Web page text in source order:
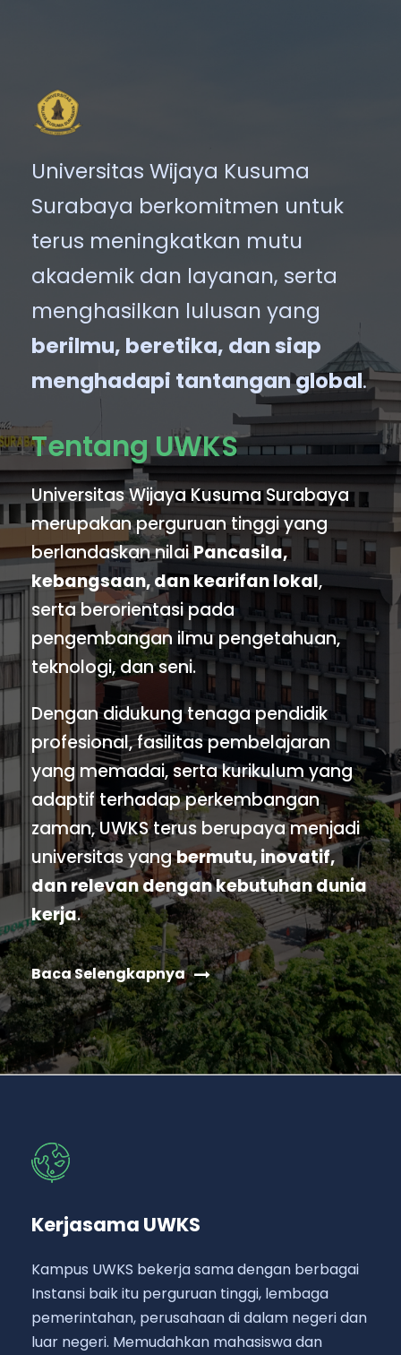
Universitas Wijaya Kusuma
Surabaya berkomitmen untuk
terus meningkatkan mutu
akademik dan layanan, serta
menghasilkan lulusan yang
berilmu, beretika, dan siap
menghadapi tantangan global.
Tentang UWKS
Universitas Wijaya Kusuma Surabaya
merupakan perguruan tinggi yang
berlandaskan nilaiPancasila,
kebangsaan, dan kearifan lokal,
serta berorientasi pada
pengembangan ilmu pengetahuan,
teknologi, dan seni.
Dengan didukung tenaga pendidik
profesional, fasilitas pembelajaran
yang memadai, serta kurikulum yang
adaptif terhadap perkembangan
zaman, UWKS terus berupaya menjadi
universitas yangbermutu, inovatif,
dan relevan dengan kebutuhan dunia
kerja.
Baca Selengkapnya
Kerjasama UWKS
Kampus UWKS bekerja sama dengan berbagai
Instansi baik itu perguruan tinggi, lembaga
pemerintahan, perusahaan di dalam negeri dan
luar negeri. Memudahkan mahasiswa dan